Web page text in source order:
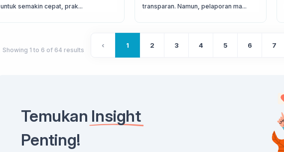
untuk semakin cepat, prak...
transparan. Namun, pelaporan ma...
Showing 1 to 6 of 64 results
‹ 1 2 3 4 5 6 7
Temukan Insight
Penting!